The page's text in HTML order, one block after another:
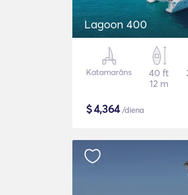
Lagoon 400
Katamarāns
40 ft
12 m
$4,364/diena